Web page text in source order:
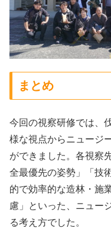
まとめ
今回の視察研修では、
様な視点からニュージ
ができました。各視察
全最優先の姿勢」「技
的で効率的な造林・施
慮」といった、ニュー
る考え方でした。